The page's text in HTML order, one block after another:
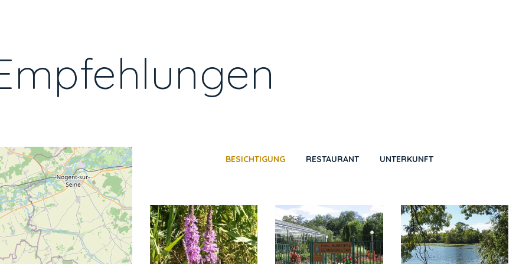
BESICHTIGUNG RESTAURANT UNTERKUNFT